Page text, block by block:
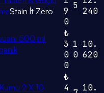
Stain İt Zero
9
0
5
240
500 ml
₺
3
0
0
1
0
10.
620
2 X 10
₺
4
10.